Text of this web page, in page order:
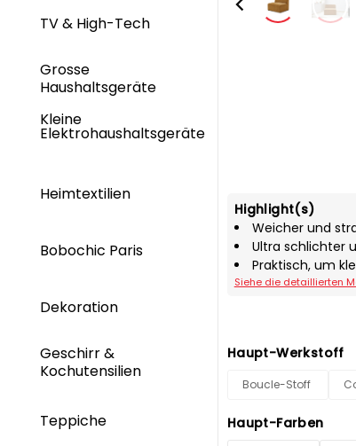
TV & High-Tech
Grosse
Haushaltsgeräte
Kleine
Elektrohaushaltsgeräte
Heimtextilien
Bobochic Paris
Dekoration
Geschirr &
Kochutensilien
Teppiche
Highlight(s)
Weicher und
Ultra schlichter
Praktisch, um
Siehe die detaillierten
Haupt-Werkstoff
Boucle-Stoff
Haupt-Farben